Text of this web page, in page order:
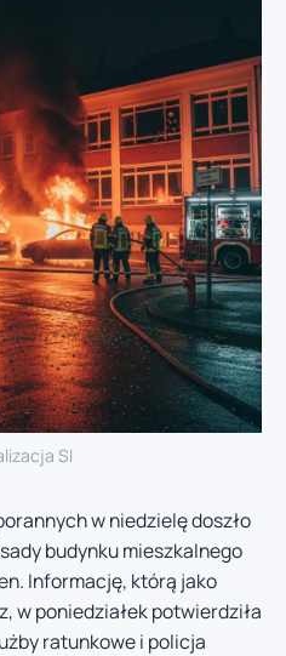
SI
w niedzielę doszło
budynku mieszkalnego
Informację, którą jako
w poniedziałek potwierdziła
ratunkowe i policja